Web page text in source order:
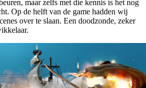
maar zelfs met die kennis is het nog
Op de helft van de game hadden wij
over te slaan. Een doodzonde, zeker